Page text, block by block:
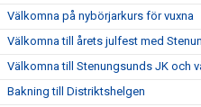
Välkomna på nybörjarkurs för vuxna
Välkomna till årets julfest med
Välkomna till Stenungsunds JK och
Bakning till Distriktshelgen